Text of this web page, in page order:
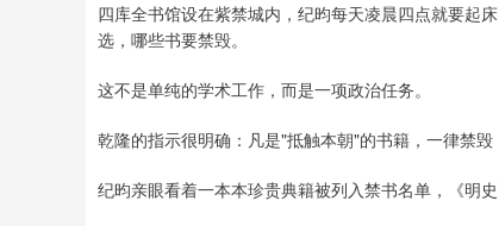
四库全书馆设在紫禁城内，纪昀每天凌晨四点就要起
选，哪些书要禁毁。
这不是单纯的学术工作，而是一项政治任务。
乾隆的指示很明确：凡是"抵触本朝"的书籍，一律禁
纪昀亲眼看着一本本珍贵典籍被列入禁书名单，《明